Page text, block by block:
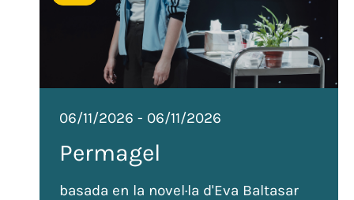
06/11/2026 - 06/11/2026
Permagel
basada en la novel·la d'Eva Baltasar